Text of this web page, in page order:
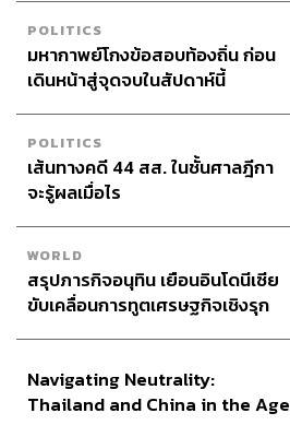
POLITICS
มหากาพย์โกงข้อสอบท้องถิ่น ก่อน
เดินหน้าสู่จุดจบในสัปดาห์นี้
POLITICS
เส้นทางคดี 44 สส. ในชั้นศาลฎีกา
จะรู้ผลเมื่อไร
WORLD
สรุปภารกิจอนุทิน เยือนอินโดนีเซีย
ขับเคลื่อนการทูตเศรษฐกิจเชิงรุก
Navigating Neutrality:
Thailand and China in the Age